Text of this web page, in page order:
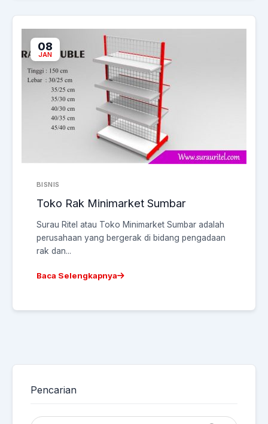
08
JAN
BISNIS
Toko Rak Minimarket Sumbar
Surau Ritel atau Toko Minimarket Sumbar adalah
perusahaan yang bergerak di bidang pengadaan
rak dan...
Baca Selengkapnya
Pencarian